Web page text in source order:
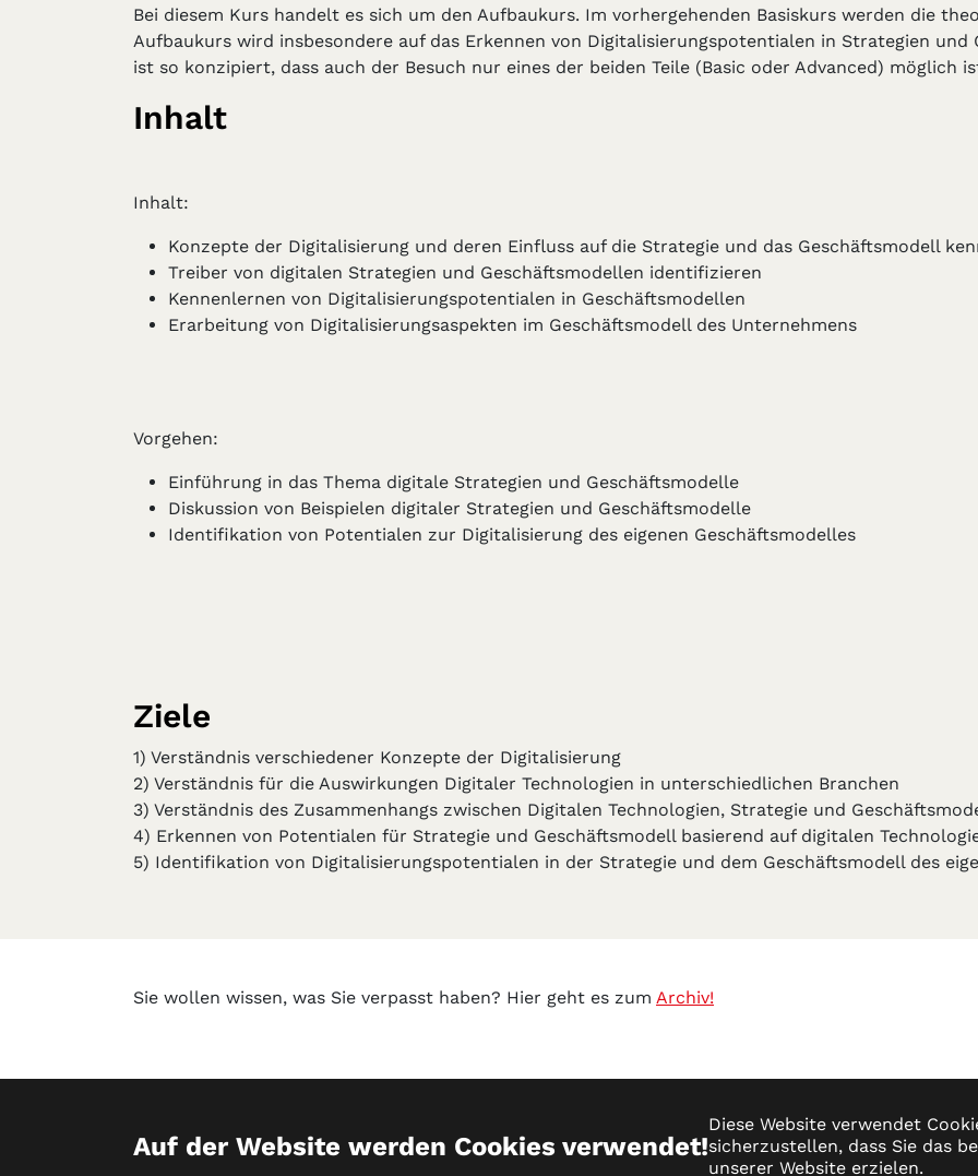
Auf der Website werden Cookies verwendet!
Diese Website verwendet
sicherzustellen, dass Sie das
unserer Website erzielen.
Bei diesem Kurs handelt es sich um den Aufbaukurs. Im vorhergehenden Basiskurs werden die
Aufbaukurs wird insbesondere auf das Erkennen von Digitalisierungspotentialen in Strategien und
ist so konzipiert, dass auch der Besuch nur eines der beiden Teile (Basic oder Advanced) möglich
Inhalt
Inhalt:
Konzepte der Digitalisierung und deren Einfluss auf die Strategie und das Geschäftsmodell
Treiber von digitalen Strategien und Geschäftsmodellen identifizieren
Kennenlernen von Digitalisierungspotentialen in Geschäftsmodellen
Erarbeitung von Digitalisierungsaspekten im Geschäftsmodell des Unternehmens
Vorgehen:
Einführung in das Thema digitale Strategien und Geschäftsmodelle
Diskussion von Beispielen digitaler Strategien und Geschäftsmodelle
Identifikation von Potentialen zur Digitalisierung des eigenen Geschäftsmodelles
Ziele
1) Verständnis verschiedener Konzepte der Digitalisierung
2) Verständnis für die Auswirkungen Digitaler Technologien in unterschiedlichen Branchen
3) Verständnis des Zusammenhangs zwischen Digitalen Technologien, Strategie und
4) Erkennen von Potentialen für Strategie und Geschäftsmodell basierend auf digitalen
5) Identifikation von Digitalisierungspotentialen in der Strategie und dem Geschäftsmodell des
Sie wollen wissen, was Sie verpasst haben? Hier geht es zum Archiv!